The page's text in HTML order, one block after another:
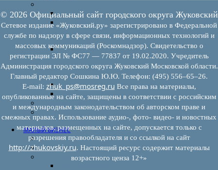
Орган муниципального лесного контроля
Нормативно-правовые акты (НПА), регулирующие
осуществление муниципального лесного
контроля:
Управление рисками причинения вреда (ущерба)
охраняемым законом ценностям при
осуществлении государственного контроля
(надзора), муниципального контроля
Программа профилактики
Доклады муниципального лесного контроля
Муниципальный контроль за ЕТО
Муниципальный контроль в сфере
благоустройства
МАЛЫЙ БИЗНЕС
Прием предпринимателей
Новости МСП
Поддержка МСП
© 2026 Официальный сайт городского округа Жуковский
Сетевое издание «Жуковский.ру» зарегистрировано в Федеральной
службе по надзору в сфере связи, информационных технологий и
массовых коммуникаций (Роскомнадзор). Свидетельство о
регистрации ЭЛ № ФС77 — 77837 от 19.02.2020. Учредитель
Администрация городского округа Жуковский Московской области.
Главный редактор Сошкина Ю.Ю. Телефон: (495) 556–65–26.
E‑mail: zhuk_ps@mosreg.ru Все права на материалы,
опубликованные на сайте, защищены в соответствии с российским
и международным законодательством об авторском праве и
смежных правах. Использование аудио-, фото- видео- и новостных
материалов, размещенных на сайте, допускается только с
разрешения правообладателя и со ссылкой на сайт
http://zhukovskiy.ru. Настоящий ресурс содержит материалы
возрастного ценза 12+»